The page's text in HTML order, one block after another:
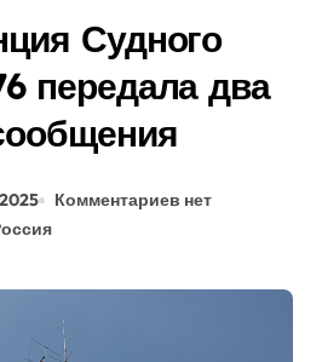
Судного
передала два
Комментариев нет